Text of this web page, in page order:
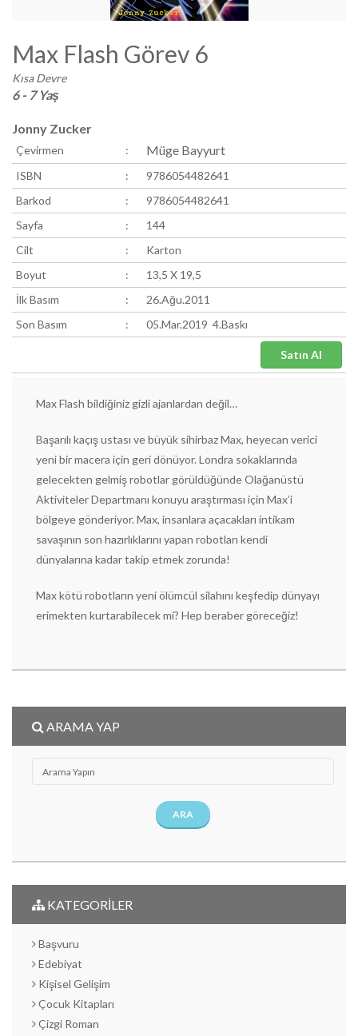
Max Flash Görev 6
Kısa Devre
6 - 7 Yaş
Jonny Zucker
Çevirmen : Müge Bayyurt
ISBN :
9786054482641
Barkod
:
9786054482641
Sayfa
:
144
Cilt
:
Karton
Boyut
:
13,5 X 19,5
İlk Basım
:
26.Ağu.2011
Son Basım
: 05.Mar.2019 4.Baskı
Max Flash bildiğiniz gizli ajanlardan değil…
Başarılı kaçış ustası ve büyük sihirbaz Max, heyecan verici
yeni bir macera için geri dönüyor. Londra sokaklarında
gelecekten gelmiş robotlar görüldüğünde Olağanüstü
Aktiviteler Departmanı konuyu araştırması için Max’i
bölgeye gönderiyor. Max, insanlara açacakları intikam
savaşının son hazırlıklarını yapan robotları kendi
dünyalarına kadar takip etmek zorunda!
Max kötü robotların yeni ölümcül silahını keşfedip dünyayı
erimekten kurtarabilecek mi? Hep beraber göreceğiz!
ARAMA YAP
ARA
KATEGORİLER
Başvuru
Edebiyat
Kişisel Gelişim
Çocuk Kitapları
Çizgi Roman